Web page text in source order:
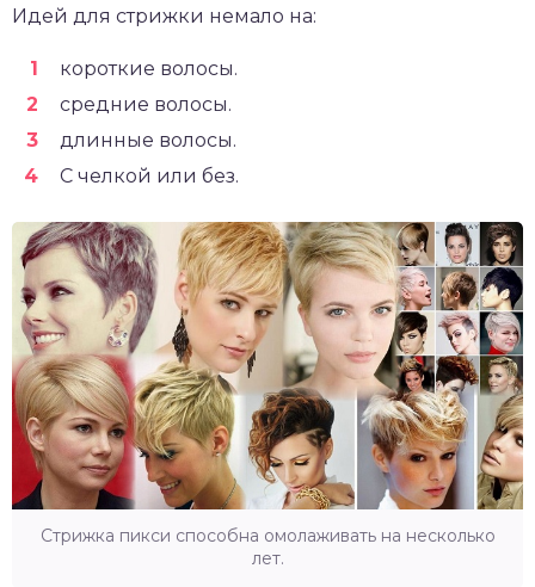
Идей для стрижки немало на:
короткие волосы.
средние волосы.
длинные волосы.
С челкой или без.
Стрижка пикси способна омолаживать на несколько
лет.